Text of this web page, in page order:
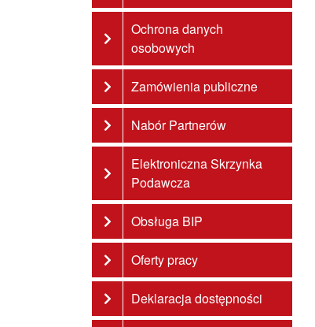
Ochrona danych
osobowych
Zamówienia publiczne
Nabór Partnerów
Elektroniczna Skrzynka
Podawcza
Obsługa BIP
Oferty pracy
Deklaracja dostępności